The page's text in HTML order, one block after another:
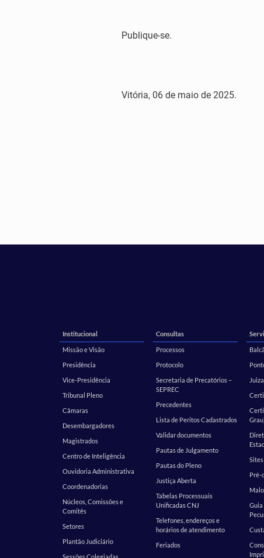
Publique-se.
Vitória, 06 de maio de 2025.
Institucional
Missão e Visão
Presidência
Vice-Presidência
Tribunal Pleno
Câmaras
Desembargadores
Magistrados
Centro de Inteligência
Ouvidoria Administrativa
Coordenadorias
Núcleos, Comissões e
Comitês
Setores
Plantão Judiciário
Consultas
Processos
Protocolo
Secretaria de Precatórios –
SEPREC
Precedentes
Lista de Peritos Cadastrados
Validar documentos
Pautas de Julgamento
Pautas do Pleno
Justiça Aberta
Tabelas Processuais
Unificadas CNJ
Telefones, endereços e
horários de atendimento
Feriados
Pré-
Guia